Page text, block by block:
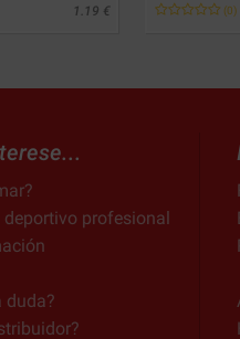
1.19 (0)
profesional
duda?